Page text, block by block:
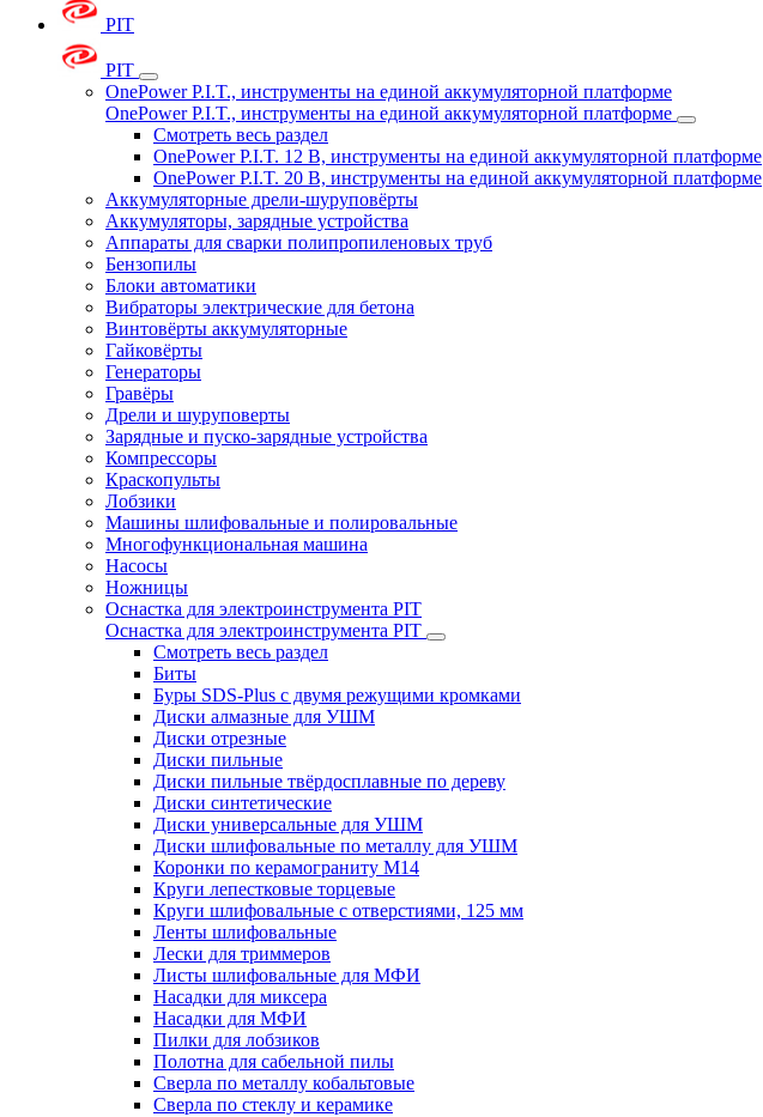
PIT
PIT
OnePower P.I.T., инструменты на единой аккумуляторной платформе
OnePower P.I.T., инструменты на единой аккумуляторной платформе
Смотреть весь раздел
OnePower P.I.T. 12 В, инструменты на единой аккумуляторной платформе
OnePower P.I.T. 20 В, инструменты на единой аккумуляторной платформе
Аккумуляторные дрели-шуруповёрты
Аккумуляторы, зарядные устройства
Аппараты для сварки полипропиленовых труб
Бензопилы
Блоки автоматики
Вибраторы электрические для бетона
Винтовёрты аккумуляторные
Гайковёрты
Генераторы
Гравёры
Дрели и шуруповерты
Зарядные и пуско-зарядные устройства
Компрессоры
Краскопульты
Лобзики
Машины шлифовальные и полировальные
Многофункциональная машина
Насосы
Ножницы
Оснастка для электроинструмента PIT
Оснастка для электроинструмента PIT
Смотреть весь раздел
Биты
Буры SDS-Plus c двумя режущими кромками
Диски алмазные для УШМ
Диски отрезные
Диски пильные
Диски пильные твёрдосплавные по дереву
Диски синтетические
Диски универсальные для УШМ
Диски шлифовальные по металлу для УШМ
Коронки по керамограниту M14
Круги лепестковые торцевые
Круги шлифовальные с отверстиями, 125 мм
Ленты шлифовальные
Лески для триммеров
Листы шлифовальные для МФИ
Насадки для миксера
Насадки для МФИ
Пилки для лобзиков
Полотна для сабельной пилы
Сверла по металлу кобальтовые
Сверла по стеклу и керамике